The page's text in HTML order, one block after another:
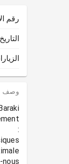
رقم
التاريخ
وصف